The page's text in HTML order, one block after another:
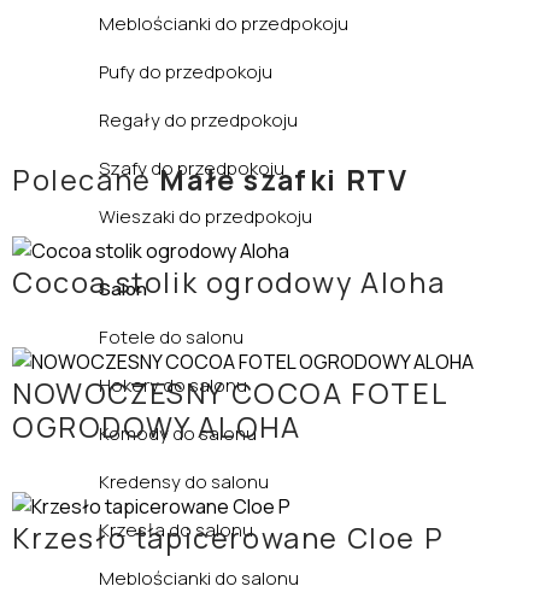
Meblościanki do przedpokoju
Pufy do przedpokoju
Regały do przedpokoju
Szafy do przedpokoju
Wieszaki do przedpokoju
Salon
Fotele do salonu
Hokery do salonu
Komody do salonu
Kredensy do salonu
Krzesła do salonu
Meblościanki do salonu
PolecaneMałe szafki RTV
Cocoa stolik ogrodowy Aloha
NOWOCZESNY COCOA FOTEL
OGRODOWY ALOHA
Krzesło tapicerowane Cloe P